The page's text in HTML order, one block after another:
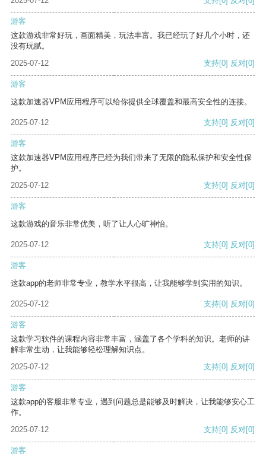
游客
这款游戏非常好玩，画面精美，玩法丰富。我已经玩了好几个小时，还
没有玩腻。
2025-07-12
支持[0] 反对[0]
游客
这款加速器VPM应用程序可以给你提供全球覆盖和最高安全性的连接。
2025-07-12 支持[0] 反对[0]
游客
这款加速器VPM应用程序已经为我们带来了无限的隐私保护和安全性保
护。
2025-07-12
支持[0] 反对[0]
游客
这款游戏的音乐非常优美，听了让人心旷神怡。
2025-07-12 支持[0] 反对[0]
游客
这款app的老师非常专业，教学水平很高，让我能够学到实用的知识。
2025-07-12 支持[0] 反对[0]
游客
这款学习软件的课程内容非常丰富，涵盖了各个学科的知识。老师的讲
解非常生动，让我能够轻松理解知识点。
2025-07-12
支持[0] 反对[0]
游客
这款app的客服非常专业，遇到问题总是能够及时解决，让我能够安心工
作。
2025-07-12
支持[0] 反对[0]
游客